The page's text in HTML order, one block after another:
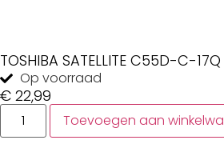
TOSHIBA SATELLITE C55D-C-17Q
Op voorraad
€ 22,99
Toevoegen aan